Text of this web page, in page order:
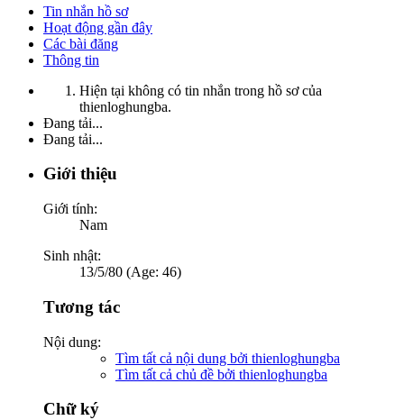
Tin nhắn hồ sơ
Hoạt động gần đây
Các bài đăng
Thông tin
Hiện tại không có tin nhắn trong hồ sơ của
thienloghungba.
Đang tải...
Đang tải...
Giới thiệu
Giới tính:
Nam
Sinh nhật:
13/5/80 (Age: 46)
Tương tác
Nội dung:
Tìm tất cả nội dung bởi thienloghungba
Tìm tất cả chủ đề bởi thienloghungba
Chữ ký